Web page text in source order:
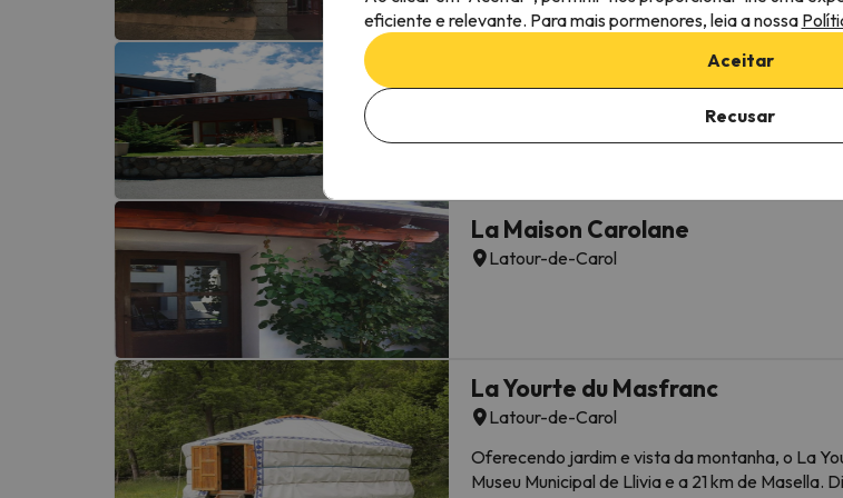
Village Club D' Yravals
La Maison Carolane
Latour-de-Carol
La Yourte du Masfranc
Latour-de-Carol
Oferecendo jardim e vista da montanha, o La
Museu Municipal de Llivia e a 21 km de
eficiente e relevante. Para mais pormenores, leia a nossa
Aceitar
Recusar